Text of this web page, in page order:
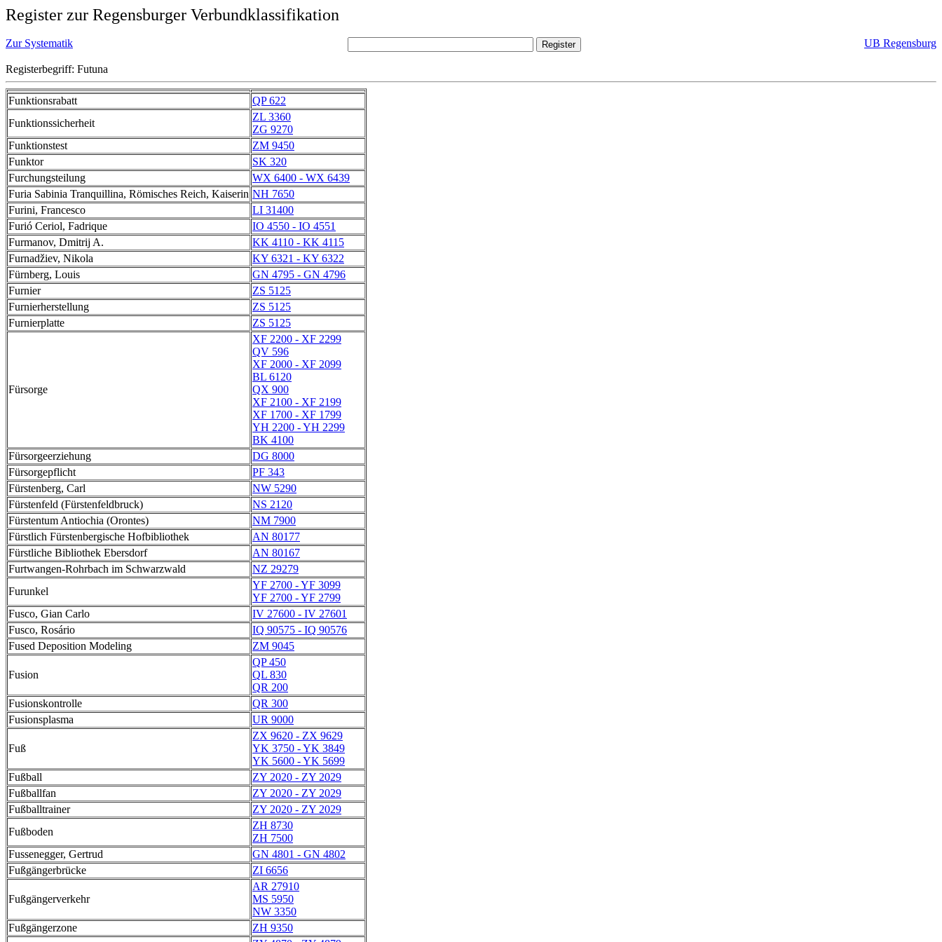
Register zur Regensburger Verbundklassifikation
Zur Systematik UB Regensburg
Registerbegriff: Futuna
Funktionsrabatt
QP 622
Funktionssicherheit
ZL 3360
ZG 9270
Funktionstest
ZM 9450
Funktor
SK 320
Furchungsteilung
WX 6400 - WX 6439
Furia Sabinia Tranquillina, Römisches Reich, Kaiserin NH 7650
Furini, Francesco
LI 31400
Furió Ceriol, Fadrique
IO 4550 - IO 4551
Furmanov, Dmitrij A.
KK 4110 - KK 4115
Furnadžiev, Nikola
KY 6321 - KY 6322
Fürnberg, Louis
GN 4795 - GN 4796
Furnier
ZS 5125
Furnierherstellung
ZS 5125
Furnierplatte
ZS 5125
Fürsorge
XF 2200 - XF 2299
QV 596
XF 2000 - XF 2099
BL 6120
QX 900
XF 2100 - XF 2199
XF 1700 - XF 1799
YH 2200 - YH 2299
BK 4100
Fürsorgeerziehung
DG 8000
Fürsorgepflicht
PF 343
Fürstenberg, Carl
NW 5290
Fürstenfeld (Fürstenfeldbruck)
NS 2120
Fürstentum Antiochia (Orontes)
NM 7900
Fürstlich Fürstenbergische Hofbibliothek
AN 80177
Fürstliche Bibliothek Ebersdorf
AN 80167
Furtwangen-Rohrbach im Schwarzwald
NZ 29279
Furunkel
YF 2700 - YF 3099
YF 2700 - YF 2799
Fusco, Gian Carlo
IV 27600 - IV 27601
Fusco, Rosário
IQ 90575 - IQ 90576
Fused Deposition Modeling
ZM 9045
Fusion
QP 450
QL 830
QR 200
Fusionskontrolle
QR 300
Fusionsplasma
UR 9000
Fuß
ZX 9620 - ZX 9629
YK 3750 - YK 3849
YK 5600 - YK 5699
Fußball
ZY 2020 - ZY 2029
Fußballfan
ZY 2020 - ZY 2029
Fußballtrainer
ZY 2020 - ZY 2029
Fußboden
ZH 8730
ZH 7500
Fussenegger, Gertrud
GN 4801 - GN 4802
Fußgängerbrücke
ZI 6656
Fußgängerverkehr
AR 27910
MS 5950
NW 3350
Fußgängerzone
ZH 9350